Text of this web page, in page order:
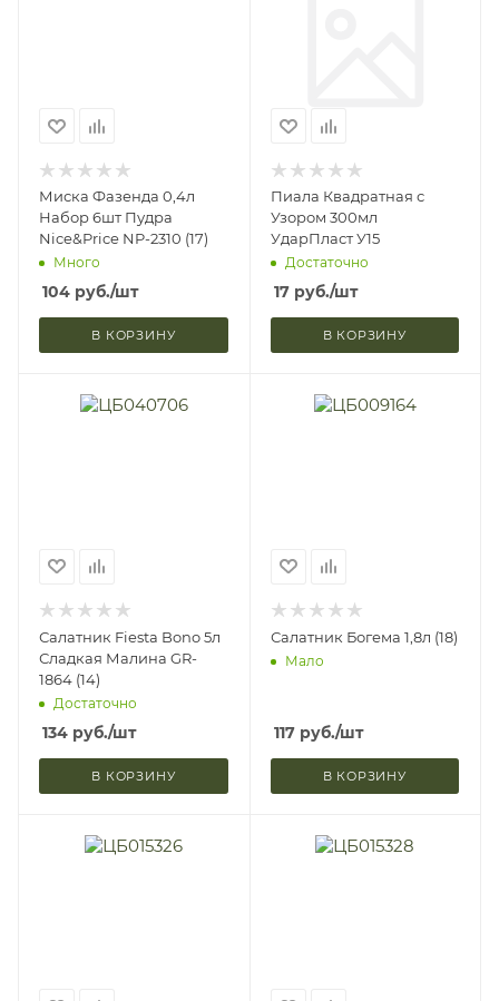
Миска Фазенда 0,4л
Набор 6шт Пудра
Nice&Price NP-2310 (17)
Много
104 руб./шт
В КОРЗИНУ
Пиала Квадратная с
Узором 300мл
УдарПласт У15
Достаточно
17руб./шт
В КОРЗИНУ
Салатник Fiesta Bono 5л
Сладкая Малина GR-
1864 (14)
Достаточно
134 руб./шт
В КОРЗИНУ
Салатник Богема 1,8л (18)
Мало
117руб./шт
В КОРЗИНУ